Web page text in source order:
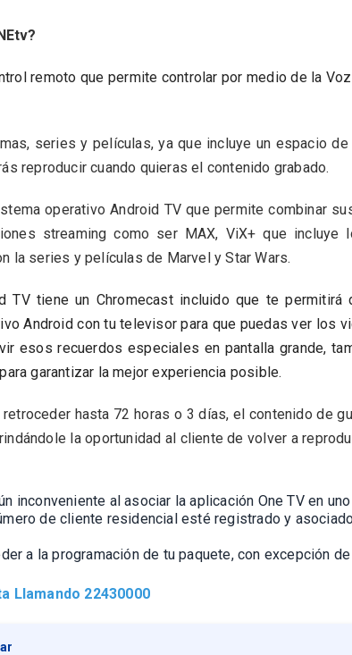
remoto que permite controlar por medio de la
series y películas, ya que incluye un espacio
reproducir cuando quieras el contenido grabado.
operativo Android TV que permite combinar
streaming como ser MAX, ViX+ que
la series y películas de Marvel y Star Wars.
TV tiene un Chromecast incluido que te permitirá
Android con tu televisor para que puedas ver los
esos recuerdos especiales en pantalla grande,
garantizar la mejor experiencia posible.
retroceder hasta 72 horas o 3 días, el contenido de
la oportunidad al cliente de volver a
inconveniente al asociar la aplicación One TV en
de cliente residencial esté registrado y
a la programación de tu paquete, con excepción
Llamando 22430000